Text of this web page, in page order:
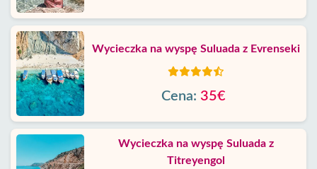
Wycieczka na wyspę Suluada z Evrenseki
Cena: 35€
Wycieczka na wyspę Suluada z
Titreyengol